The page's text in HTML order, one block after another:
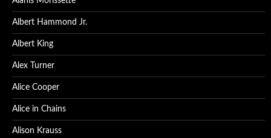
Albert Hammond Jr.
Albert King
Alex Turner
Alice Cooper
Alice in Chains
Alison Krauss